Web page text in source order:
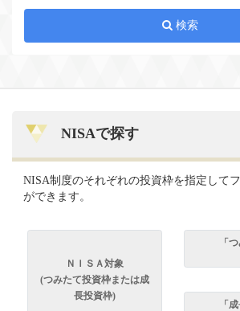
検索
NISAで探す
NISA制度のそれぞれの投資枠を指定して
ができます。
ＮＩＳＡ対象
(つみたて投資枠または成
長投資枠)
「
「